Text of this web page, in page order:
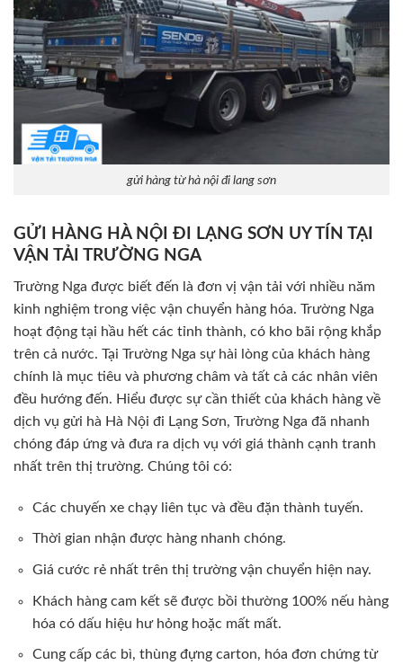
gửi hàng từ hà nội đi lang sơn
GỬI HÀNG HÀ NỘI ĐI LẠNG SƠN UY TÍN TẠI
VẬN TẢI TRƯỜNG NGA
Trường Nga được biết đến là đơn vị vận tải với nhiều năm
kinh nghiệm trong việc vận chuyển hàng hóa. Trường Nga
hoạt động tại hầu hết các tỉnh thành, có kho bãi rộng khắp
trên cả nước. Tại Trường Nga sự hài lòng của khách hàng
chính là mục tiêu và phương châm và tất cả các nhân viên
đều hướng đến. Hiểu được sự cần thiết của khách hàng về
dịch vụ gửi hà Hà Nội đi Lạng Sơn, Trường Nga đã nhanh
chóng đáp ứng và đưa ra dịch vụ với giá thành cạnh tranh
nhất trên thị trường. Chúng tôi có:
Các chuyến xe chạy liên tục và đều đặn thành tuyến.
Thời gian nhận được hàng nhanh chóng.
Giá cước rẻ nhất trên thị trường vận chuyển hiện nay.
Khách hàng cam kết sẽ được bồi thường 100% nếu hàng
hóa có dấu hiệu hư hỏng hoặc mất mất.
Cung cấp các bì, thùng đựng carton, hóa đơn chứng từ